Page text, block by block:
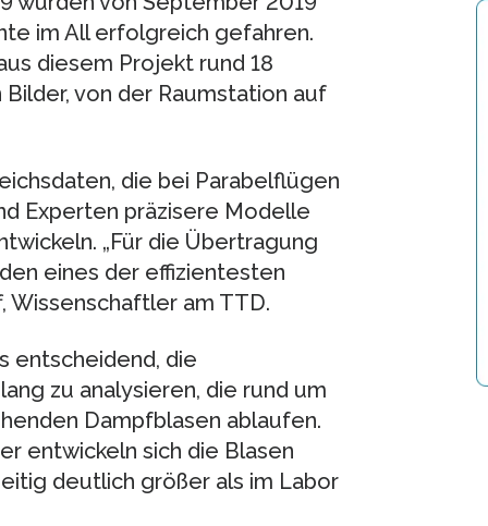
im All erfolgreich gefahren.
diesem Projekt rund 18
von der Raumstation auf
die bei Parabelflügen
Experten präzisere Modelle
„Für die Übertragung
eines der effizientesten
Wissenschaftler am TTD.
entscheidend, die
zu analysieren, die rund um
Dampfblasen ablaufen.
entwickeln sich die Blasen
deutlich größer als im Labor